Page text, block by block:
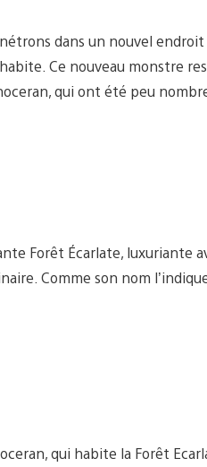
dans un nouvel endroit
Ce nouveau monstre
qui ont été peu
Forêt Écarlate, luxuriante
Comme son nom
qui habite la Forêt